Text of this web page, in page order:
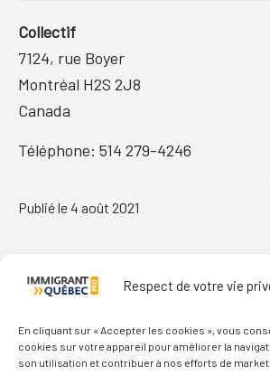
Respect de votre vie
En cliquant sur « Accepter les cookies », vous
cookies sur votre appareil pour améliorer la
son utilisation et contribuer à nos efforts de
Collectif
7124, rue Boyer
Montréal H2S 2J8
Canada
Téléphone: 514 279-4246
Publié le4 août 2021
Primary
Sidebar